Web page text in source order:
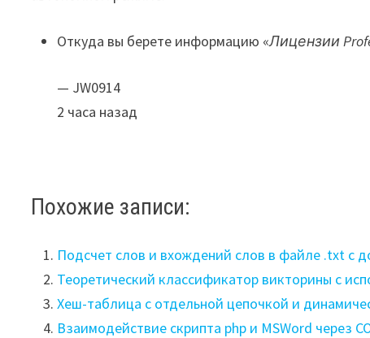
Откуда вы берете информацию «Лицензии
— JW0914
2 часа назад
Похожие записи:
Подсчет слов и вхождений слов в файле .txt с
Теоретический классификатор викторины с
Хеш-таблица с отдельной цепочкой и
Взаимодействие скрипта php и MSWord через